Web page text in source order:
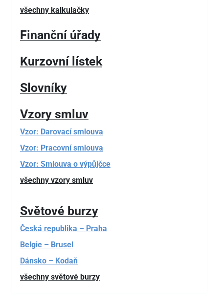
všechny kalkulačky
Finanční úřady
Kurzovní lístek
Slovníky
Vzory smluv
Vzor: Darovací smlouva
Vzor: Pracovní smlouva
Vzor: Smlouva o výpůjčce
všechny vzory smluv
Světové burzy
Česká republika – Praha
Belgie – Brusel
Dánsko – Kodaň
všechny světové burzy